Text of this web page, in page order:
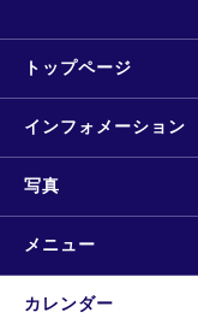
トップページ
インフォメーション
写真
メニュー
カレンダー